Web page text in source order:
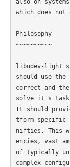
which does
Philosophy
~~~~~~~~~~
libudev-light
should use the
correct and
solve it's
It should
tform specific
nifties. This
encies, vast
of typically
complex